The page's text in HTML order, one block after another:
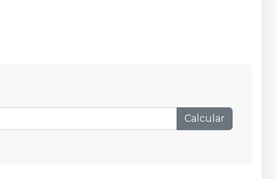
Calcular